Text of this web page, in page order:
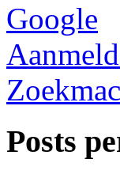
Google
Posts